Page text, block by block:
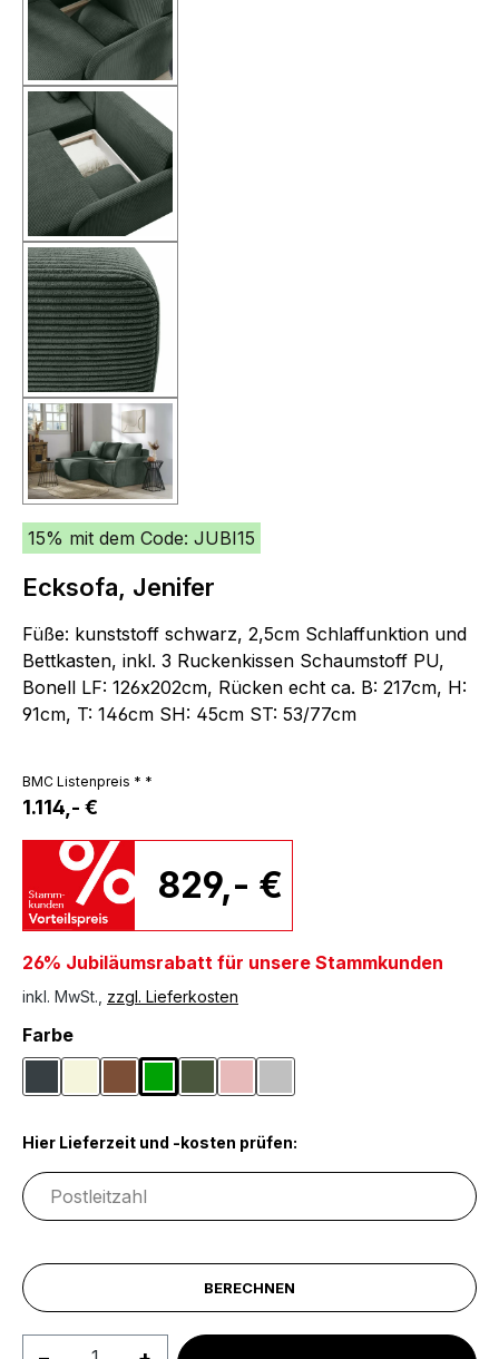
15% mit dem Code: JUBI15
Ecksofa, Jenifer
Füße: kunststoff schwarz, 2,5cm Schlaffunktion und
Bettkasten, inkl. 3 Ruckenkissen Schaumstoff PU,
Bonell LF: 126x202cm, Rücken echt ca. B: 217cm, H:
91cm, T: 146cm SH: 45cm ST: 53/77cm
BMC Listenpreis * *
1.114,- €
829,- €
26% Jubiläumsrabatt für unsere Stammkunden
inkl. MwSt., zzgl. Lieferkosten
Farbeauswählen
Anthrazit
BeigeBraunGrünOlivgrün
RosaSilberfarben
Hier Lieferzeit und -kosten prüfen:
BERECHNEN
Produkt Anzahl: Gib den